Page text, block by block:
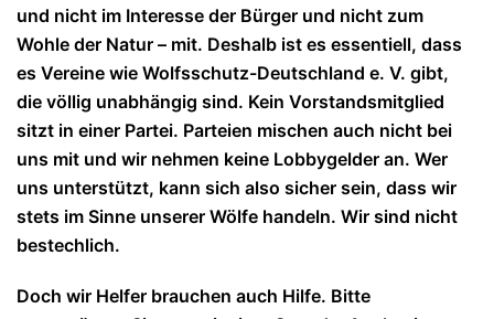
und nicht im Interesse der Bürger und nicht zum
Wohle der Natur – mit. Deshalb ist es essentiell, dass
es Vereine wie Wolfsschutz-Deutschland e. V. gibt,
die völlig unabhängig sind. Kein Vorstandsmitglied
sitzt in einer Partei. Parteien mischen auch nicht bei
uns mit und wir nehmen keine Lobbygelder an. Wer
uns unterstützt, kann sich also sicher sein, dass wir
stets im Sinne unserer Wölfe handeln. Wir sind nicht
bestechlich.
Doch wir Helfer brauchen auch Hilfe. Bitte